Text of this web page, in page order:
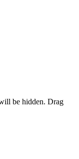
be hidden. Drag